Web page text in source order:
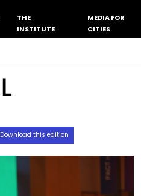
THE
INSTITUTE
MEDIA FOR
CITIES
Download this edition